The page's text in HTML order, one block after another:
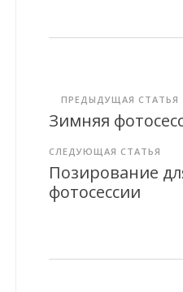
ПРЕДЫДУЩАЯ СТАТЬЯ
Зимняя
СЛЕДУЮЩАЯ СТАТЬЯ
Позирование
фотосессии